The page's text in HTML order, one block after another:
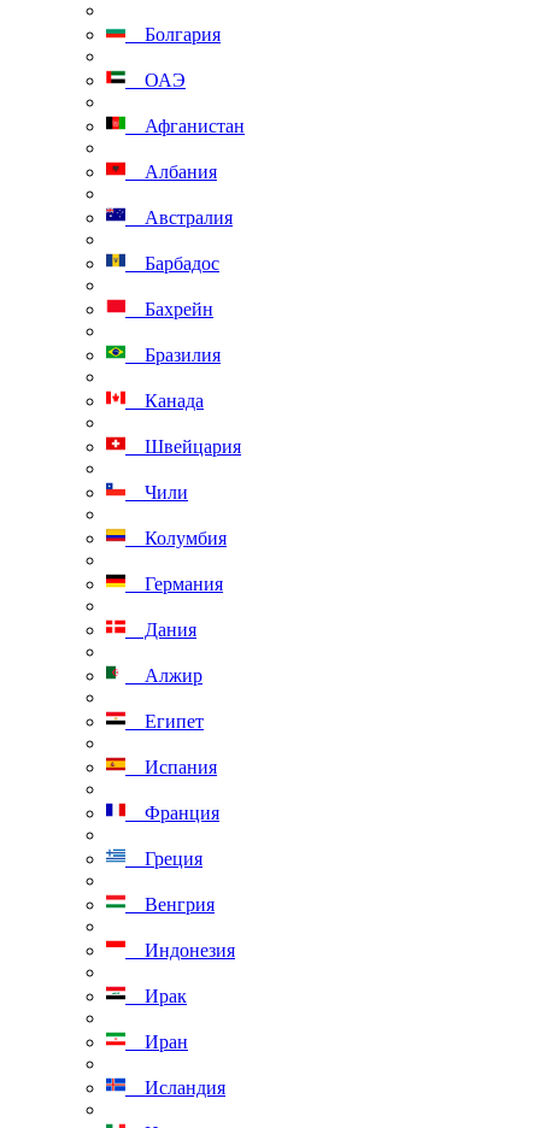
Болгария
ОАЭ
Афганистан
Албания
Австралия
Барбадос
Бахрейн
Бразилия
Канада
Швейцария
Чили
Колумбия
Германия
Дания
Алжир
Египет
Испания
Франция
Греция
Венгрия
Индонезия
Ирак
Иран
Исландия